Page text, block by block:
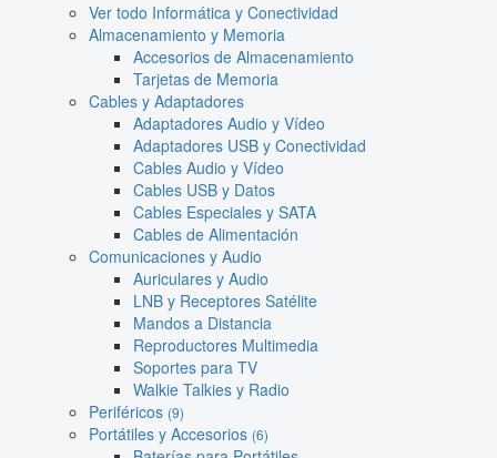
Ver todo Informática y Conectividad
Almacenamiento y Memoria
Accesorios de Almacenamiento
Tarjetas de Memoria
Cables y Adaptadores
Adaptadores Audio y Vídeo
Adaptadores USB y Conectividad
Cables Audio y Vídeo
Cables USB y Datos
Cables Especiales y SATA
Cables de Alimentación
Comunicaciones y Audio
Auriculares y Audio
LNB y Receptores Satélite
Mandos a Distancia
Reproductores Multimedia
Soportes para TV
Walkie Talkies y Radio
Periféricos (9)
Portátiles y Accesorios (6)